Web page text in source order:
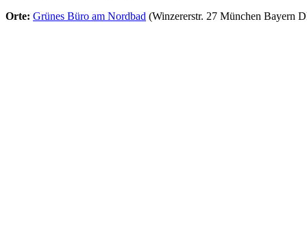
Orte: Grünes Büro am Nordbad (Winzererstr. 27 München Bayern